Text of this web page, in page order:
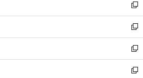
ド
ウ
で
開
く
ィ
ン
ド
ウ
で
開
く
い
ウ
ィ
ン
ド
ウ
で
新
し
い
ウ
ィ
ン
ド
新
し
い
ウ
ィ
新
し
い
新